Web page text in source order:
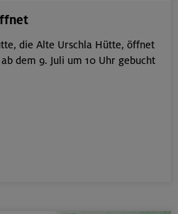
die Alte Urschla Hütte, öffnet
dem 9. Juli um 10 Uhr gebucht